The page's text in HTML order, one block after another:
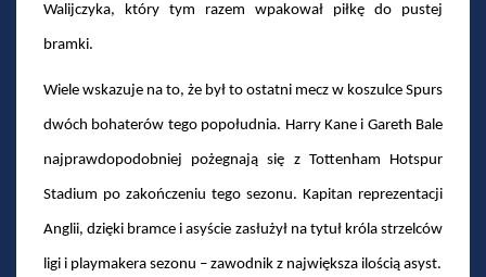
Walijczyka, który tym razem wpakował piłkę do pustej
bramki.
Wiele wskazuje na to, że był to ostatni mecz w koszulce Spurs
dwóch bohaterów tego popołudnia. Harry Kane i Gareth Bale
najprawdopodobniej pożegnają się z Tottenham Hotspur
Stadium po zakończeniu tego sezonu. Kapitan reprezentacji
Anglii, dzięki bramce i asyście zasłużył na tytuł króla strzelców
ligi i playmakera sezonu – zawodnik z największa ilością asyst.